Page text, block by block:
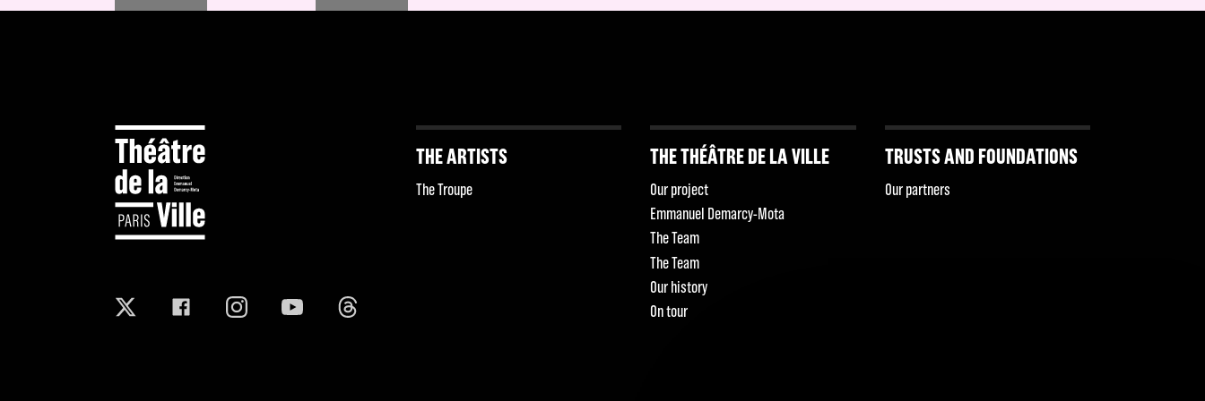
THE ARTISTS
The Troupe
THE THÉÂTRE DE LA VILLE
Our project
Emmanuel Demarcy-Mota
The Team
The Team
Our history
On tour
TRUSTS AND FOUNDATIONS
Our partners